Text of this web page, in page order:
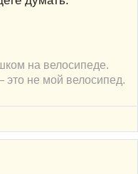
на велосипеде.
не мой велосипед.